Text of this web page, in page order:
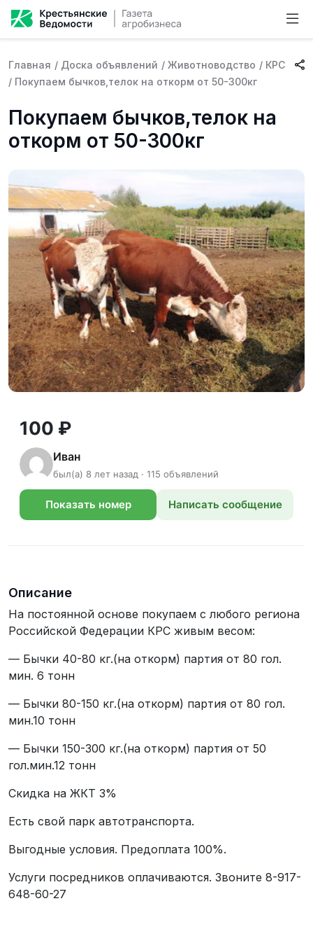
Главная / Доска объявлений / Животноводство / КРС
/ Покупаем бычков,телок на откорм от 50-300кг
Покупаем бычков,телок на
откорм от 50-300кг
100 ₽
Иван
был(а) 8 лет назад · 115 объявлений
Показать номер Написать сообщение
Описание
На постоянной основе покупаем с любого региона
Российской Федерации КРС живым весом:
— Бычки 40-80 кг.(на откорм) партия от 80 гол.
мин. 6 тонн
— Бычки 80-150 кг.(на откорм) партия от 80 гол.
мин.10 тонн
— Бычки 150-300 кг.(на откорм) партия от 50
гол.мин.12 тонн
Скидка на ЖКТ 3%
Есть свой парк автотранспорта.
Выгодные условия. Предоплата 100%.
Услуги посредников оплачиваются. Звоните 8-917-
648-60-27